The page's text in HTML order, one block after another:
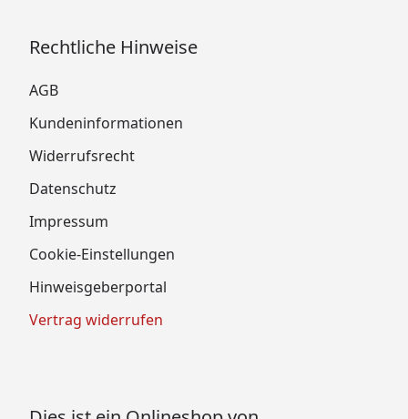
Rechtliche Hinweise
AGB
Kundeninformationen
Widerrufsrecht
Datenschutz
Impressum
Cookie-Einstellungen
Hinweisgeberportal
Vertrag widerrufen